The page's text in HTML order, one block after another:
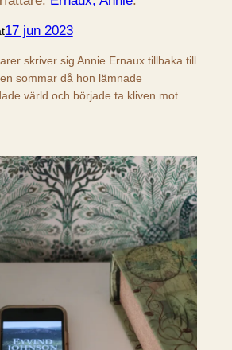
17 jun 2023
skriver sig Annie Ernaux tillbaka till
sommar då hon lämnade
värld och började ta kliven mot